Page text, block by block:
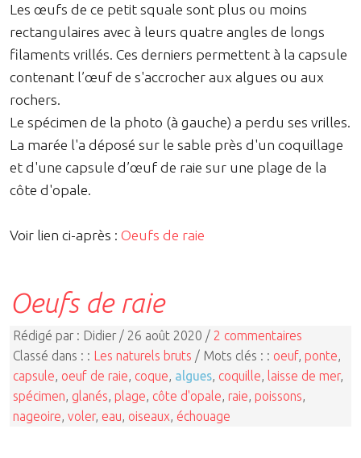
Les œufs de ce petit squale sont plus ou moins
rectangulaires avec à leurs quatre angles de longs
filaments vrillés. Ces derniers permettent à la capsule
contenant l’œuf de s'accrocher aux algues ou aux
rochers.
Le spécimen de la photo (à gauche) a perdu ses vrilles.
La marée l'a déposé sur le sable près d'un coquillage
et d'une capsule d’œuf de raie sur une plage de la
côte d'opale.
Voir lien ci-après : Oeufs de raie
Oeufs de raie
Rédigé par : Didier / 26 août 2020 / 2 commentaires
Classé dans : : Les naturels bruts / Mots clés : : oeuf, ponte,
capsule, oeuf de raie, coque, algues, coquille, laisse de mer,
spécimen, glanés, plage, côte d'opale, raie, poissons,
nageoire, voler, eau, oiseaux, échouage